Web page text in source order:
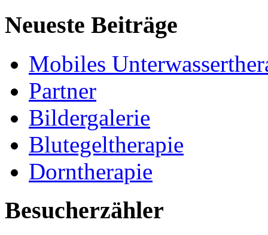
Neueste Beiträge
Mobiles
Partner
Bildergalerie
Blutegeltherapie
Dorntherapie
Besucherzähler